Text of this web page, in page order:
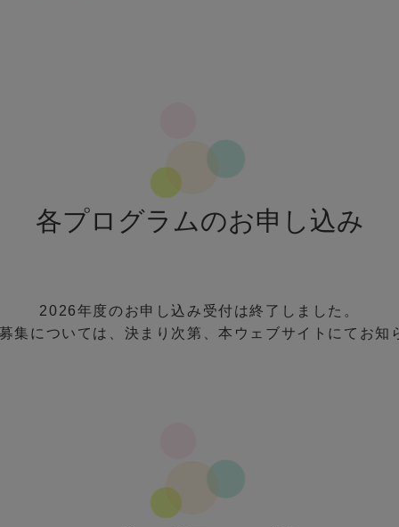
各プログラムのお申し込み
2026年度のお申し込み受付は終了しました。
集については、決まり次第、本ウェブサイトにてお知